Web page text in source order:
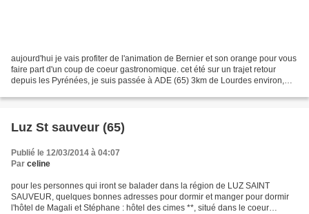
aujourd'hui je vais profiter de l'animation de Bernier et son orange pour vous
faire part d'un coup de coeur gastronomique. cet été sur un trajet retour
depuis les Pyrénées, je suis passée à ADE (65) 3km de Lourdes environ,
Luz St sauveur (65)
Publié le 12/03/2014 à 04:07
Par celine
pour les personnes qui iront se balader dans la région de LUZ SAINT
SAUVEUR, quelques bonnes adresses pour dormir et manger pour dormir
l'hôtel de Magali et Stéphane : hôtel des cimes **, situé dans le coeur